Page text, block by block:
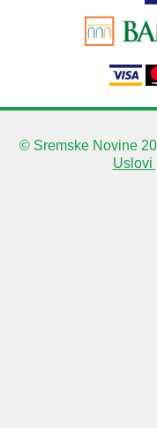
© Sremske Novine
Uslovi